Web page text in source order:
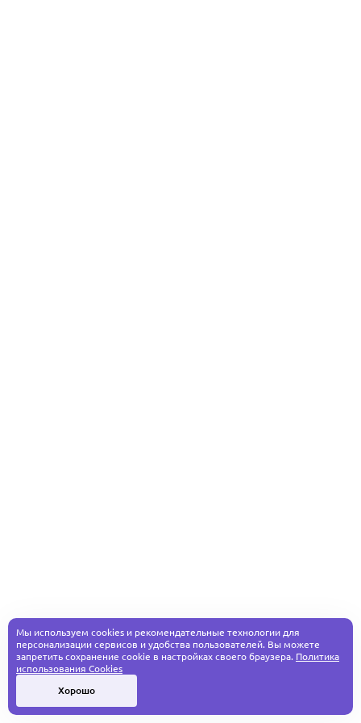
Мы используем cookies и рекомендательные технологии для
персонализации сервисов и удобства пользователей. Вы можете
запретить сохранение cookie в настройках своего браузера. Политика
использования Cookies
Хорошо